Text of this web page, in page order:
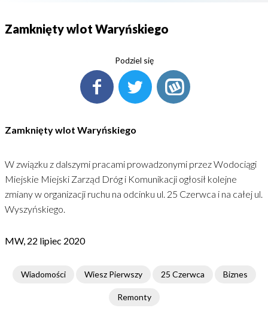
Zamknięty wlot Waryńskiego
Podziel się
Zamknięty wlot Waryńskiego
W związku z dalszymi pracami prowadzonymi przez Wodociągi
Miejskie Miejski Zarząd Dróg i Komunikacji ogłosił kolejne
zmiany w organizacji ruchu na odcinku ul. 25 Czerwca i na całej ul.
Wyszyńskiego.
MW, 22 lipiec 2020
Wiadomości Wiesz Pierwszy 25 Czerwca Biznes
Remonty